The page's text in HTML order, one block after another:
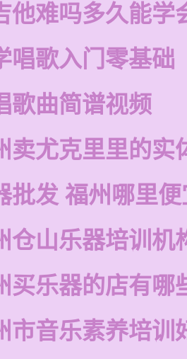
他难吗多久能学
唱歌入门零基础
歌曲简谱视频
卖尤克里里的实
批发 福州哪里
仓山乐器培训机
买乐器的店有哪
市音乐素养培训